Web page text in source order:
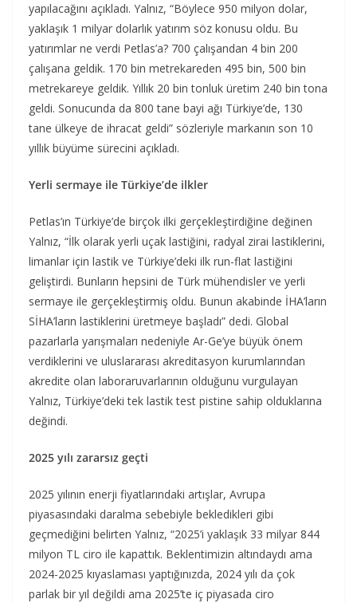
yapılacağını açıkladı. Yalnız, “Böylece 950 milyon dolar,
yaklaşık 1 milyar dolarlık yatırım söz konusu oldu. Bu
yatırımlar ne verdi Petlas’a? 700 çalışandan 4 bin 200
çalışana geldik. 170 bin metrekareden 495 bin, 500 bin
metrekareye geldik. Yıllık 20 bin tonluk üretim 240 bin tona
geldi. Sonucunda da 800 tane bayi ağı Türkiye’de, 130
tane ülkeye de ihracat geldi” sözleriyle markanın son 10
yıllık büyüme sürecini açıkladı.
Yerli sermaye ile Türkiye’de ilkler
Petlas’ın Türkiye’de birçok ilki gerçekleştirdiğine değinen
Yalnız, “İlk olarak yerli uçak lastiğini, radyal zirai lastiklerini,
limanlar için lastik ve Türkiye’deki ilk run-flat lastiğini
geliştirdi. Bunların hepsini de Türk mühendisler ve yerli
sermaye ile gerçekleştirmiş oldu. Bunun akabinde İHA’ların
SİHA’ların lastiklerini üretmeye başladı” dedi. Global
pazarlarla yarışmaları nedeniyle Ar-Ge’ye büyük önem
verdiklerini ve uluslararası akreditasyon kurumlarından
akredite olan laboraruvarlarının olduğunu vurgulayan
Yalnız, Türkiye’deki tek lastik test pistine sahip olduklarına
değindi.
2025 yılı zararsız geçti
2025 yılının enerji fiyatlarındaki artışlar, Avrupa
piyasasındaki daralma sebebiyle bekledikleri gibi
geçmediğini belirten Yalnız, “2025’i yaklaşık 33 milyar 844
milyon TL ciro ile kapattık. Beklentimizin altındaydı ama
2024-2025 kıyaslaması yaptığınızda, 2024 yılı da çok
parlak bir yıl değildi ama 2025’te iç piyasada ciro